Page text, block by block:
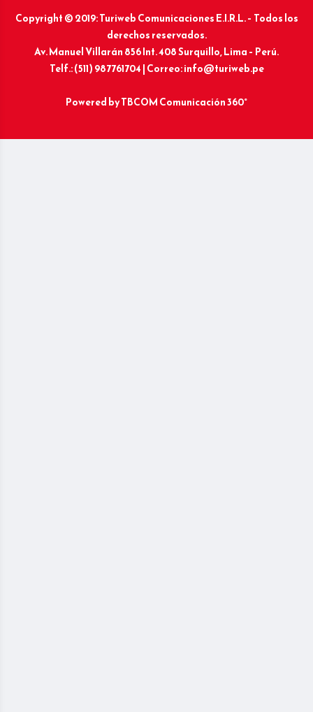
Copyright © 2019: Turiweb Comunicaciones E.I.R.L. – Todos los
derechos reservados.
Av. Manuel Villarán 856 Int. 408 Surquillo, Lima – Perú.
Telf.: (511) 987761704 | Correo: info@turiweb.pe
Powered byTBCOM Comunicación 360°